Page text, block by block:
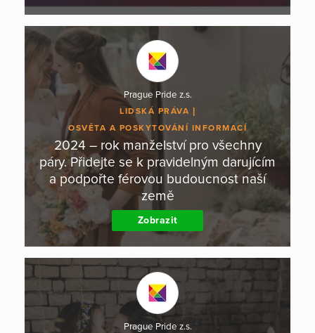
Prague Pride z.s.
LIDSKÁ PRÁVA
OSVĚTA A POSKYTOVÁNÍ INFORMACÍ
2024 – rok manželství pro všechny
páry. Přidejte se k pravidelným darujícím
a podpořte férovou budoucnost naší
země
Zobrazit
Prague Pride z.s.